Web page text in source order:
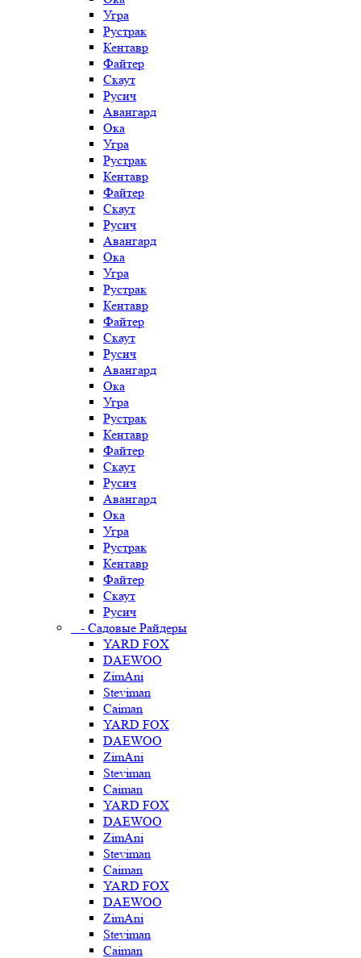
Угра
Рустрак
Кентавр
Файтер
Скаут
Русич
Авангард
Ока
Угра
Рустрак
Кентавр
Файтер
Скаут
Русич
Авангард
Ока
Угра
Рустрак
Кентавр
Файтер
Скаут
Русич
Авангард
Ока
Угра
Рустрак
Кентавр
Файтер
Скаут
Русич
Авангард
Ока
Угра
Рустрак
Кентавр
Файтер
Скаут
Русич
- Садовые Райдеры
YARD FOX
DAEWOO
ZimAni
Steviman
Caiman
YARD FOX
DAEWOO
ZimAni
Steviman
Caiman
YARD FOX
DAEWOO
ZimAni
Steviman
Caiman
YARD FOX
DAEWOO
ZimAni
Steviman
Caiman